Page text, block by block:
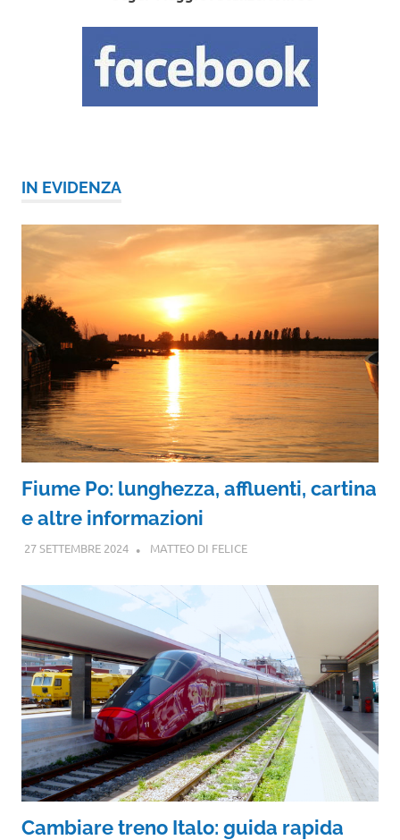
IN EVIDENZA
Fiume Po: lunghezza, affluenti, cartina
e altre informazioni
27 SETTEMBRE 2024 MATTEO DI FELICE
Cambiare treno Italo: guida rapida